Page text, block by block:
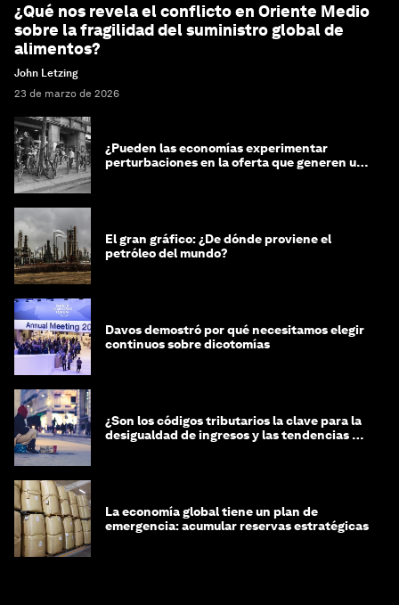
¿Qué nos revela el conflicto en Oriente Medio
sobre la fragilidad del suministro global de
alimentos?
John Letzing
23 de marzo de 2026
¿Pueden las economías experimentar
perturbaciones en la oferta que generen un
El gran gráfico: ¿De dónde proviene el
petróleo del mundo?
Davos demostró por qué necesitamos elegir
continuos sobre dicotomías
¿Son los códigos tributarios la clave para la
desigualdad de ingresos y las tendencias de
La economía global tiene un plan de
emergencia: acumular reservas estratégicas